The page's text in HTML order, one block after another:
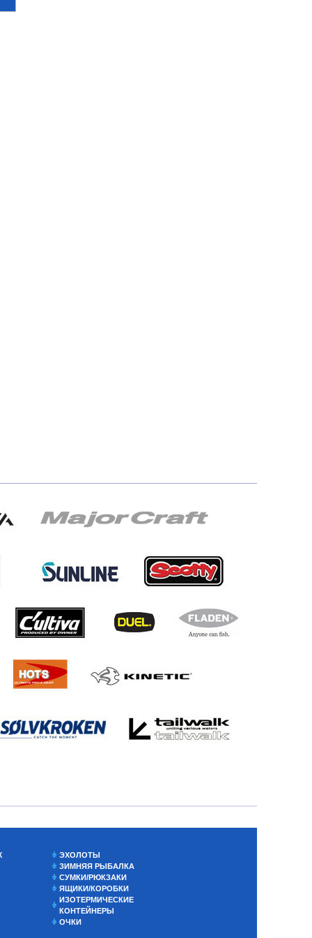
ЭХОЛОТЫ
ЗИМНЯЯ РЫБАЛКА
СУМКИ/РЮКЗАКИ
ЯЩИКИ/КОРОБКИ
ИЗОТЕРМИЧЕСКИЕ
КОНТЕЙНЕРЫ
ОЧКИ